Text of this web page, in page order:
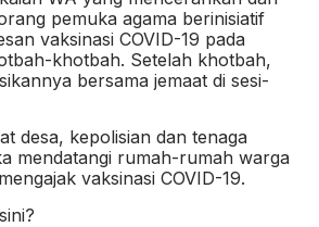
pemuka agama berinisiatif
vaksinasi COVID-19 pada
khotbah. Setelah khotbah,
bersama jemaat di sesi-
desa, kepolisian dan tenaga
mendatangi rumah-rumah warga
vaksinasi COVID-19.